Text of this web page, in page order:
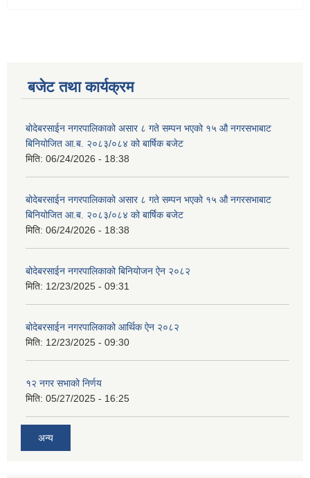
बजेट तथा कार्यक्रम
बोदेबरसाईन नगरपालिकाको असार ८ गते सम्पन भएको १५ ‍‍‍औ नगरसभाबाट
बिनियोजित आ.ब. २०८३/०८४ को बार्षिक बजेट
मिति: 06/24/2026 - 18:38
बोदेबरसाईन नगरपालिकाको असार ८ गते सम्पन भएको १५ ‍‍‍औ नगरसभाबाट
बिनियोजित आ.ब. २०८३/०८४ को बार्षिक बजेट
मिति: 06/24/2026 - 18:38
बोदेबरसाईन नगरपालिकाको बिनियोजन ऐन २०८२
मिति: 12/23/2025 - 09:31
बोदेबरसाईन नगरपालिकाको आर्थिक ऐन २०८२
मिति: 12/23/2025 - 09:30
१२ नगर सभाको निर्णय
मिति: 05/27/2025 - 16:25
अन्य